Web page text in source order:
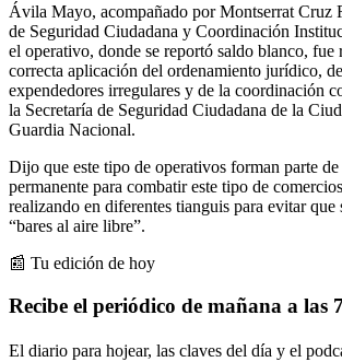
Ávila Mayo, acompañado por Montserrat Cruz
de Seguridad Ciudadana y Coordinación
el operativo, donde se reportó saldo blanco, fue
correcta aplicación del ordenamiento jurídico,
expendedores irregulares y de la coordinación
la Secretaría de Seguridad Ciudadana de la
Guardia Nacional.
Dijo que este tipo de operativos forman parte
permanente para combatir este tipo de
realizando en diferentes tianguis para evitar que
“bares al aire libre”.
📰 Tu edición de hoy
Recibe el periódico de mañana a las
El diario para hojear, las claves del día y el